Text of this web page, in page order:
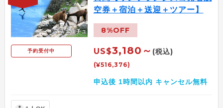
予約受付中
空券＋宿泊＋送迎＋ツアー】
8%OFF
US$3,180～ (税込)
(¥516,376)
申込後 1時間以内 キャンセル無料